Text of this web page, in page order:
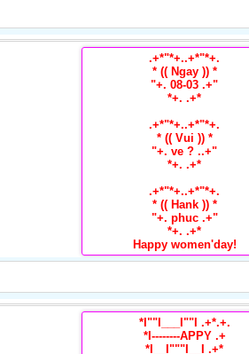
.+*"*+..+*"*+.
* (( Ngay )) *
"+. 08-03 .+"
*+. .+*
.+*"*+..+*"*+.
* (( Vui )) *
"+. ve ? ..+"
*+. .+*
.+*"*+..+*"*+.
* (( Hank )) *
"+. phuc .+"
*+. .+*
Happy women'day!
*I""I___I""I .+*.+.
*I--------APPY .+
*I__I"""I__I .+*